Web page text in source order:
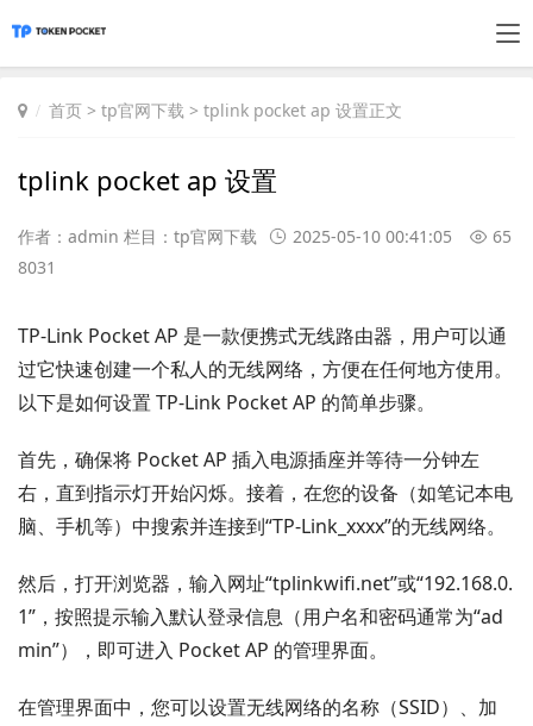
首页 > tp官网下载 > tplink pocket ap 设置正文
tplink pocket ap 设置
作者：admin 栏目： tp官网下载 2025-05-10 00:41:05
65
8031
TP-Link Pocket AP 是一款便携式无线路由器，用户可以通
过它快速创建一个私人的无线网络，方便在任何地方使用。
以下是如何设置 TP-Link Pocket AP 的简单步骤。
首先，确保将 Pocket AP 插入电源插座并等待一分钟左
右，直到指示灯开始闪烁。接着，在您的设备（如笔记本电
脑、手机等）中搜索并连接到“TP-Link_xxxx”的无线网络。
然后，打开浏览器，输入网址“tplinkwifi.net”或“192.168.0.
1”，按照提示输入默认登录信息（用户名和密码通常为“ad
min”），即可进入 Pocket AP 的管理界面。
在管理界面中，您可以设置无线网络的名称（SSID）、加